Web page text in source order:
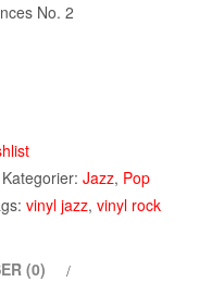
No. 2
Kategorier: Jazz, Pop
vinyl jazz, vinyl rock
(0)